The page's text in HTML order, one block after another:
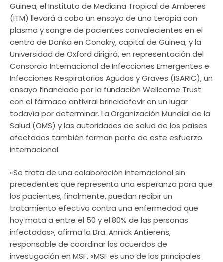
Guinea; el Instituto de Medicina Tropical de Amberes
(ITM) llevará a cabo un ensayo de una terapia con
plasma y sangre de pacientes convalecientes en el
centro de Donka en Conakry, capital de Guinea; y la
Universidad de Oxford dirigirá, en representación del
Consorcio Internacional de Infecciones Emergentes e
Infecciones Respiratorias Agudas y Graves (ISARIC), un
ensayo financiado por la fundación Wellcome Trust
con el fármaco antiviral brincidofovir en un lugar
todavía por determinar. La Organización Mundial de la
Salud (OMS) y las autoridades de salud de los países
afectados también forman parte de este esfuerzo
internacional.
«Se trata de una colaboración internacional sin
precedentes que representa una esperanza para que
los pacientes, finalmente, puedan recibir un
tratamiento efectivo contra una enfermedad que
hoy mata a entre el 50 y el 80% de las personas
infectadas», afirma la Dra. Annick Antierens,
responsable de coordinar los acuerdos de
investigación en MSF. «MSF es uno de los principales